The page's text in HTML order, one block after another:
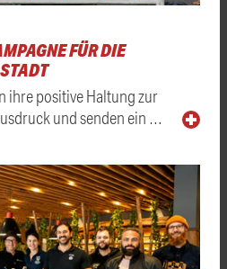
FÜR DIE
ihre positive Haltung zur
und senden ein …